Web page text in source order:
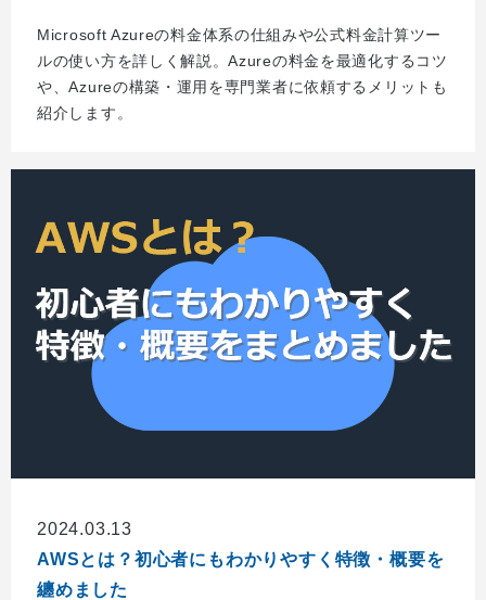
Microsoft Azureの料金体系の仕組みや公式料金計算ツー
ルの使い方を詳しく解説。Azureの料金を最適化するコツ
や、Azureの構築・運用を専門業者に依頼するメリットも
紹介します。
2024.03.13
AWSとは？初心者にもわかりやすく特徴・概要を
纏めました